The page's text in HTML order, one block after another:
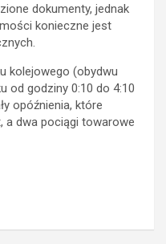
dokumenty, jednak
konieczne jest
kolejowego (obydwu
od godziny 0:10 do 4:10
opóźnienia, które
a dwa pociągi towarowe